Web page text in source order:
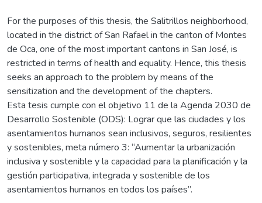
For the purposes of this thesis, the Salitrillos neighborhood,
located in the district of San Rafael in the canton of Montes
de Oca, one of the most important cantons in San José, is
restricted in terms of health and equality. Hence, this thesis
seeks an approach to the problem by means of the
sensitization and the development of the chapters.
Esta tesis cumple con el objetivo 11 de la Agenda 2030 de
Desarrollo Sostenible (ODS): Lograr que las ciudades y los
asentamientos humanos sean inclusivos, seguros, resilientes
y sostenibles, meta número 3: “Aumentar la urbanización
inclusiva y sostenible y la capacidad para la planificación y la
gestión participativa, integrada y sostenible de los
asentamientos humanos en todos los países”.